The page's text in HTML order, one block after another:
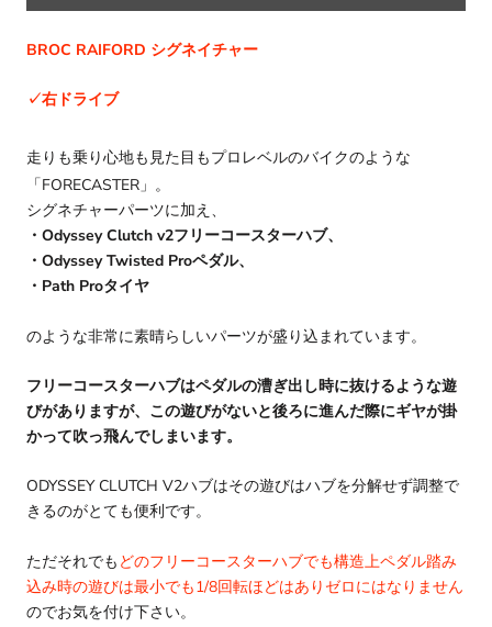
BROC RAIFORD シグネイチャー
✓右ドライブ
走りも乗り心地も見た目もプロレベルのバイクのような
「FORECASTER」。
シグネチャーパーツに加え、
・Odyssey Clutch v2フリーコースターハブ、
・Odyssey Twisted Proペダル、
・Path Proタイヤ
のような非常に素晴らしいパーツが盛り込まれています。
フリーコースターハブはペダルの漕ぎ出し時に抜けるような遊
びがありますが、この遊びがないと後ろに進んだ際にギヤが掛
かって吹っ飛んでしまいます。
ODYSSEY CLUTCH V2ハブはその遊びはハブを分解せず調整で
きるのがとても便利です。
ただそれでも どのフリーコースターハブでも構造上ペダル踏み
込み時の遊びは最小でも1/8回転ほどはありゼロにはなりません
のでお気を付け下さい。